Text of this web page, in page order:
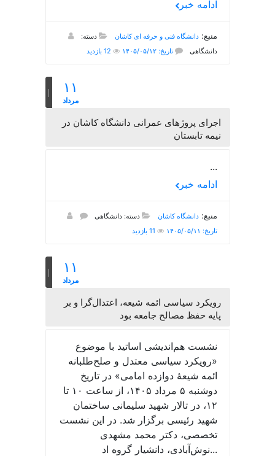
ادامه خبر
منبع:دانشگاه فنی و حرفه ای کاشان
دسته:
دانشگاهی
تاریخ: ۱۴۰۵/۰۵/۱۲
۱۱
مرداد
اجرای پروژهای عمرانی دانشگاه کاشان در
نیمه تابستان
...
ادامه خبر
منبع:دانشگاه کاشان
دسته: دانشگاهی
تاریخ: ۱۴۰۵/۰۵/۱۱
۱۱
مرداد
رویکرد سیاسی ائمه شیعه، اعتدال‌گرا و بر
پایه حفظ مصالح جامعه بود
نشست هم‌اندیشی اساتید با موضوع
«رویکرد سیاسی معتدل و صلح‌طلبانه
ائمه شیعۀ دوازده امامی» در تاریخ
دوشنبه ۵ مرداد ۱۴۰۵، از ساعت ۱۰ تا
۱۲، در تالار شهید سلیمانی ساختمان
شهید رئیسی برگزار شد. در این نشست
تخصصی، دکتر محمد مشهدی
نوش‌آبادی، دانشیار گروه اد...